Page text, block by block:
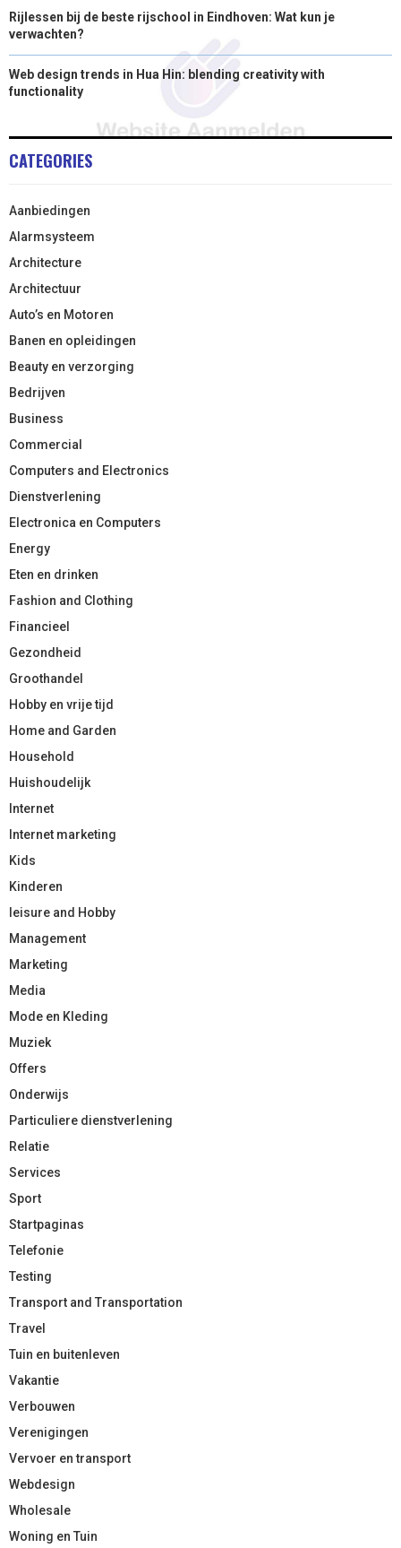
Rijlessen bij de beste rijschool in Eindhoven: Wat kun je
verwachten?
Web design trends in Hua Hin: blending creativity with
functionality
CATEGORIES
Aanbiedingen
Alarmsysteem
Architecture
Architectuur
Auto’s en Motoren
Banen en opleidingen
Beauty en verzorging
Bedrijven
Business
Commercial
Computers and Electronics
Dienstverlening
Electronica en Computers
Energy
Eten en drinken
Fashion and Clothing
Financieel
Gezondheid
Groothandel
Hobby en vrije tijd
Home and Garden
Household
Huishoudelijk
Internet
Internet marketing
Kids
Kinderen
leisure and Hobby
Management
Marketing
Media
Mode en Kleding
Muziek
Offers
Onderwijs
Particuliere dienstverlening
Relatie
Services
Sport
Startpaginas
Telefonie
Testing
Transport and Transportation
Travel
Tuin en buitenleven
Vakantie
Verbouwen
Verenigingen
Vervoer en transport
Webdesign
Wholesale
Woning en Tuin